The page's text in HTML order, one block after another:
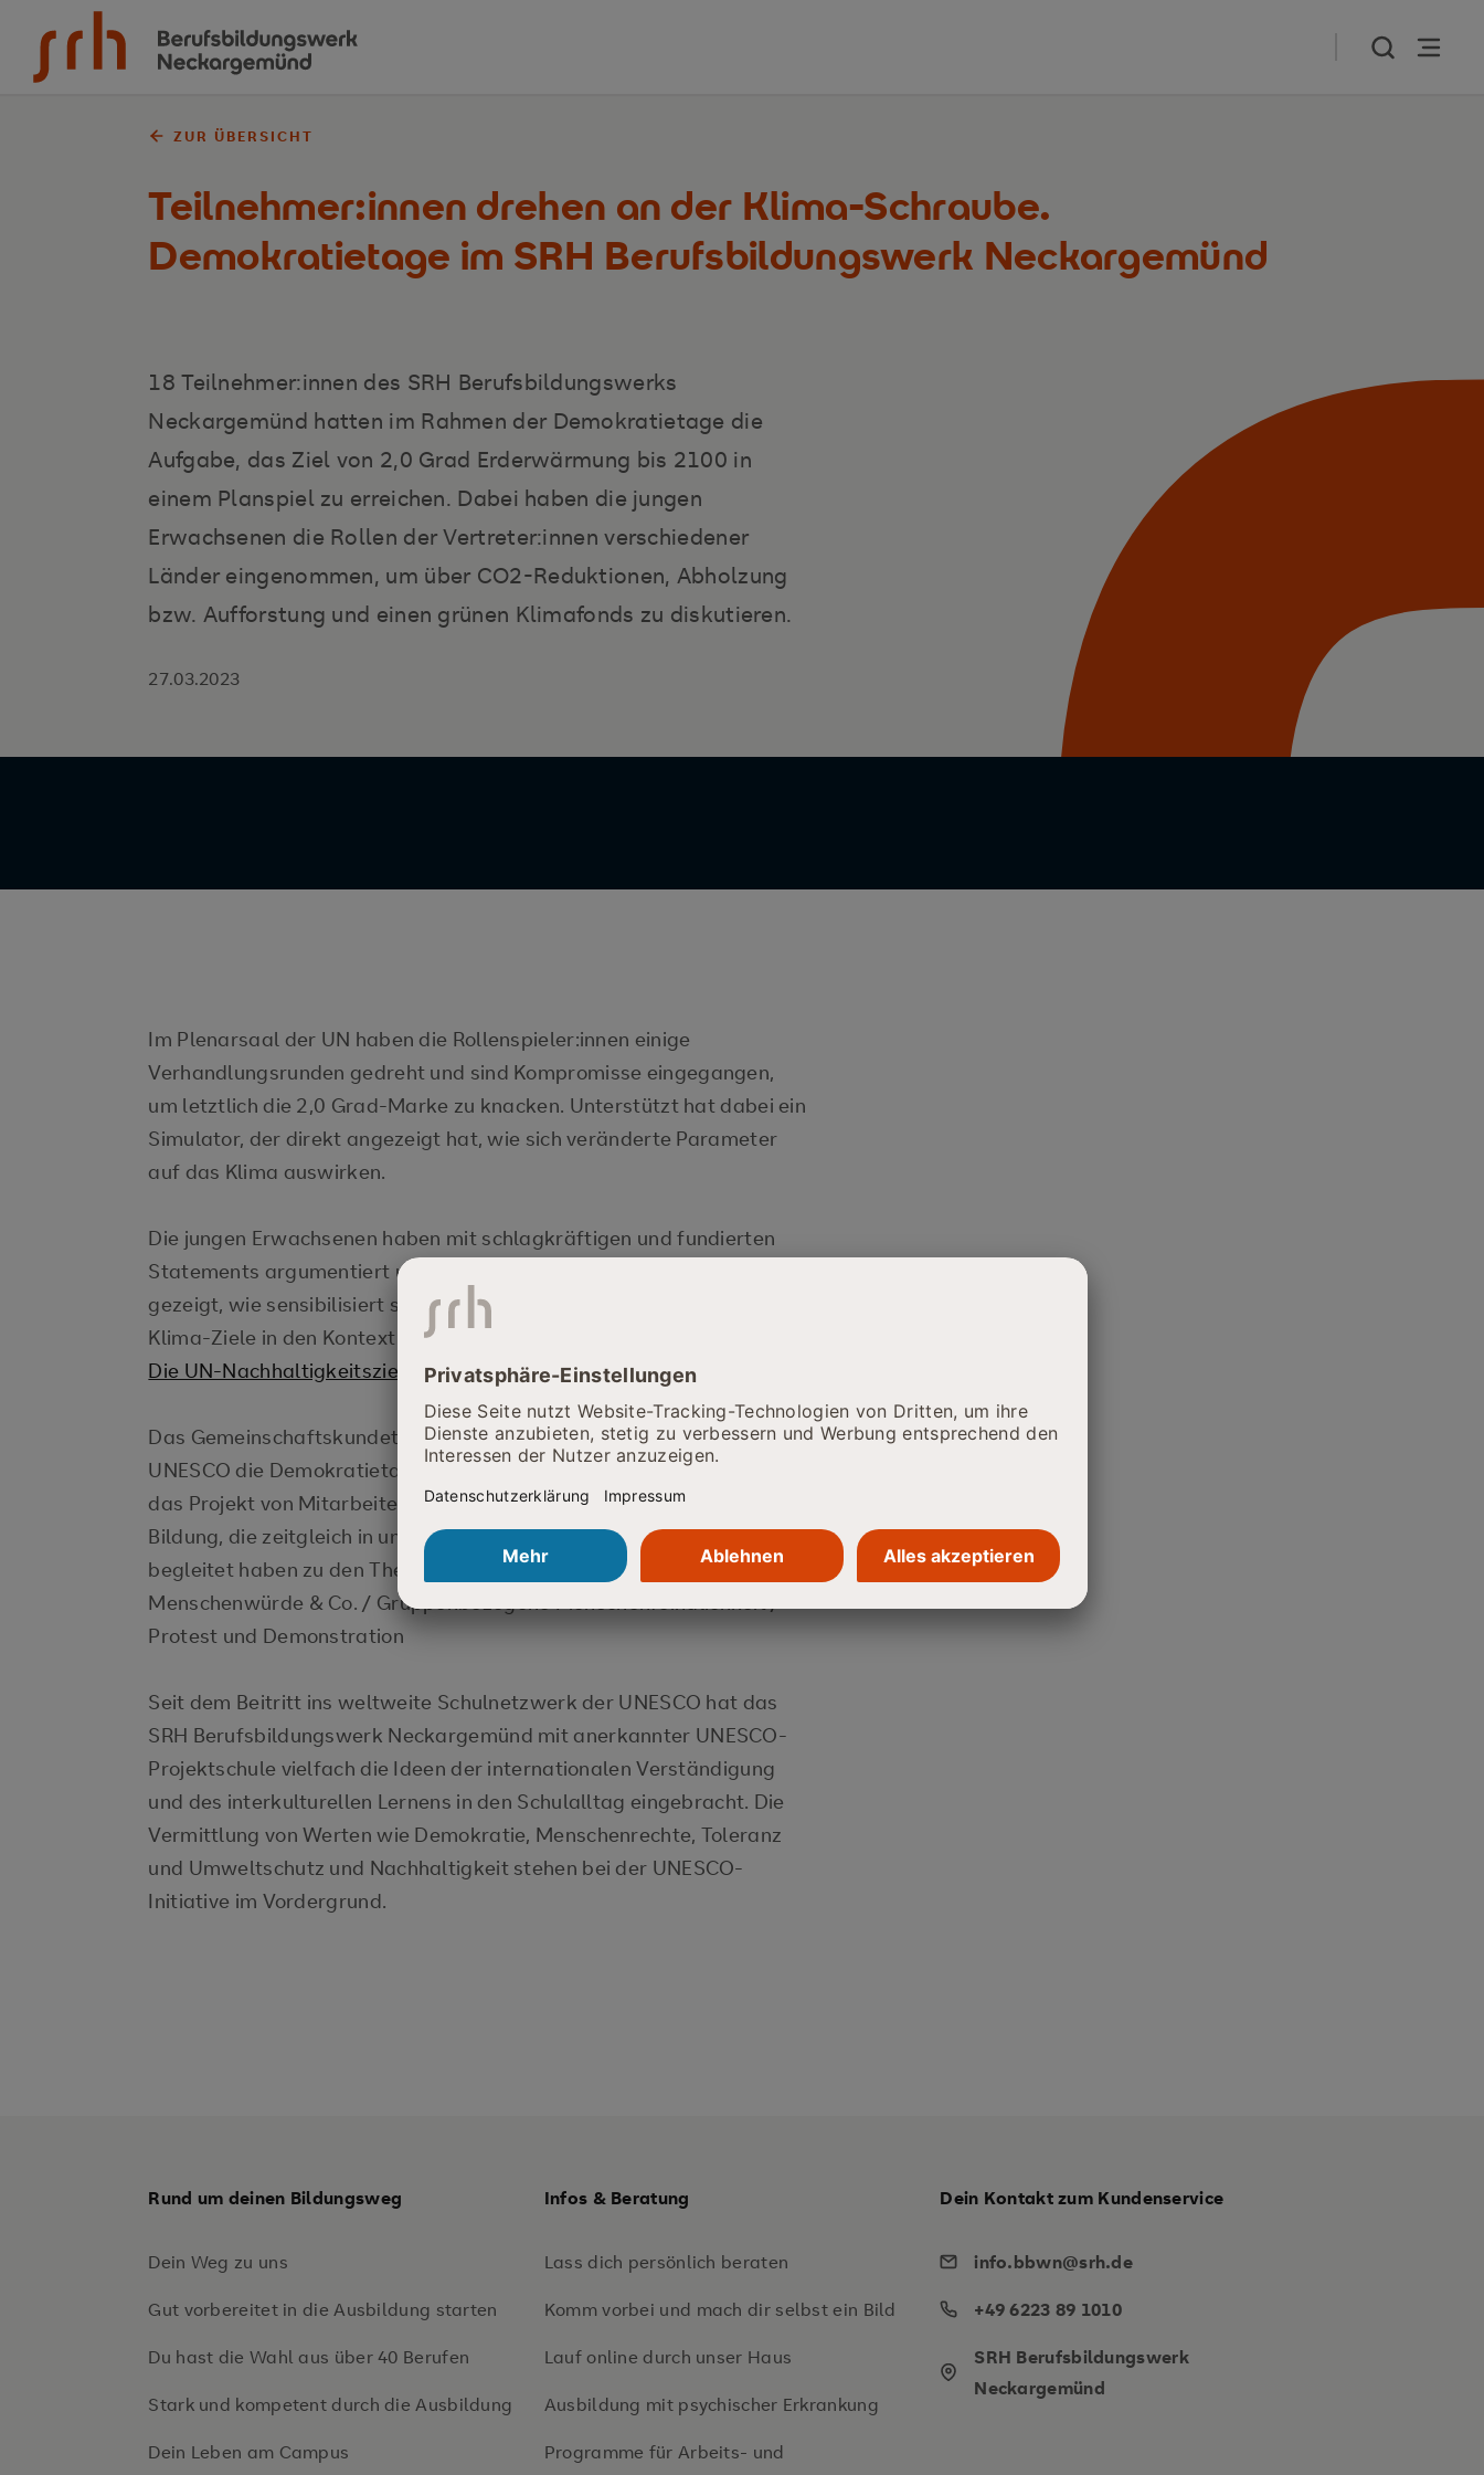
Zum Inhalt springen
ZUR ÜBERSICHT
Teilnehmer:innen drehen an der Klima-Schraube.
Demokratietage im SRH Berufsbildungswerk Neckargemünd
27.03.2023
18 Teilnehmer:innen des SRH Berufsbildungswerks
Neckargemünd hatten im Rahmen der Demokratietage die
Aufgabe, das Ziel von 2,0 Grad Erderwärmung bis 2100 in
einem Planspiel zu erreichen. Dabei haben die jungen
Erwachsenen die Rollen der Vertreter:innen verschiedener
Länder eingenommen, um über CO2-Reduktionen, Abholzung
bzw. Aufforstung und einen grünen Klimafonds zu diskutieren.
Im Plenarsaal der UN haben die Rollenspieler:innen einige
Verhandlungsrunden gedreht und sind Kompromisse eingegangen,
um letztlich die 2,0 Grad-Marke zu knacken. Unterstützt hat dabei ein
Simulator, der direkt angezeigt hat, wie sich veränderte Parameter
auf das Klima auswirken.
Die jungen Erwachsenen haben mit schlagkräftigen und fundierten
Statements argumentiert und ihr jeweiliges Land vertreten. Sie haben
gezeigt, wie sensibilisiert sie für die Thematik sind und konnten die
Klima-Ziele in den Kontext der 17 UN-Nachhaltigkeitsziele einordnen.
Die UN-Nachhaltigkeitsziele (bundesregierung.de)
Das Gemeinschaftskundeteam der Berufsschule hat im Rahmen von
UNESCO die Demokratietage initiiert und organisiert; geleitet wurde
das Projekt von Mitarbeiter:innen der Landeszentrale für politische
Bildung, die zeitgleich in unserem BBW weitere politische Tage
begleitet haben zu den Themen: Ethik und Politik / Festung Europa /
Menschenwürde & Co. / Gruppenbezogene Menschenfeindlichkeit /
Protest und Demonstration
Seit dem Beitritt ins weltweite Schulnetzwerk der UNESCO hat das
SRH Berufsbildungswerk Neckargemünd mit anerkannter UNESCO-
Projektschule vielfach die Ideen der internationalen Verständigung
und des interkulturellen Lernens in den Schulalltag eingebracht. Die
Vermittlung von Werten wie Demokratie, Menschenrechte, Toleranz
und Umweltschutz und Nachhaltigkeit stehen bei der UNESCO-
Initiative im Vordergrund.
Rund um deinen Bildungsweg
Dein Weg zu uns
Gut vorbereitet in die Ausbildung starten
Du hast die Wahl aus über 40 Berufen
Stark und kompetent durch die Ausbildung
Dein Leben am Campus
Infos & Beratung
Lass dich persönlich beraten
Komm vorbei und mach dir selbst ein Bild
Lauf online durch unser Haus
Ausbildung mit psychischer Erkrankung
Programme für Arbeits- und
Dein Kontakt zum Kundenservice
info.bbwn@srh.de
+49 6223 89 1010
SRH Berufsbildungswerk
Neckargemünd